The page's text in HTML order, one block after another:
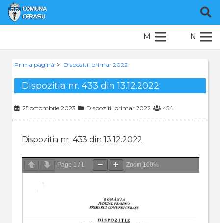
M N
Prima pagină Dispozitii primar 2022
Dispozitia nr. 433 din 13.12.2022
25 octombrie 2023 Dispozitii primar 2022 454
Dispozitia nr. 433 din 13.12.2022
Page 1 / 1 Zoom 100%